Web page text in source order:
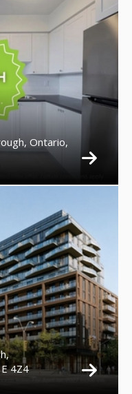
Ontario,
4Z4